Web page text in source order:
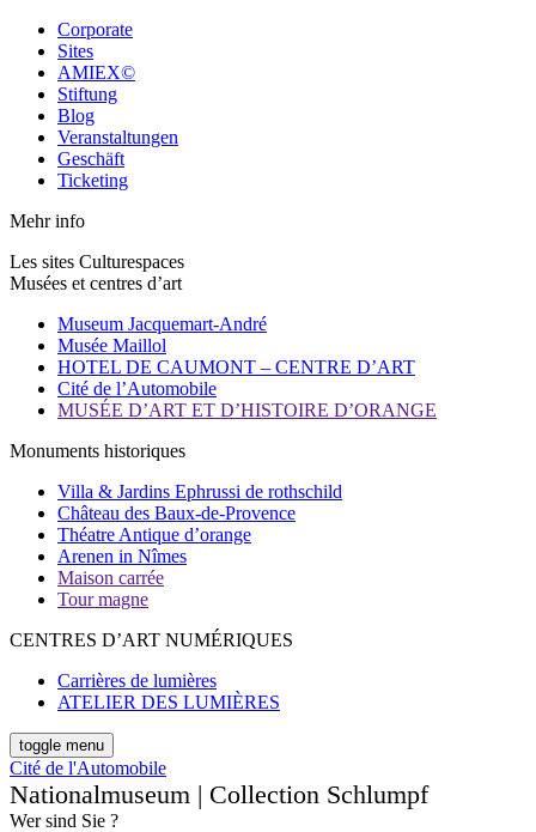
Corporate
Sites
AMIEX©
Stiftung
Blog
Veranstaltungen
Geschäft
Ticketing
Mehr info
Les sites Culturespaces
Musées et centres d’art
Museum Jacquemart-André
Musée Maillol
HOTEL DE CAUMONT – CENTRE D’ART
Cité de l’Automobile
MUSÉE D’ART ET D’HISTOIRE D’ORANGE
Monuments historiques
Villa & Jardins Ephrussi de rothschild
Château des Baux-de-Provence
Théatre Antique d’orange
Arenen in Nîmes
Maison carrée
Tour magne
CENTRES D’ART NUMÉRIQUES
Carrières de lumières
ATELIER DES LUMIÈRES
toggle menu
Cité de l'Automobile
Nationalmuseum | Collection Schlumpf
Wer sind Sie ?